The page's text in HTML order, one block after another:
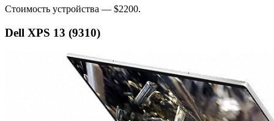
Стоимость устройства — $2200.
Dell XPS 13 (9310)